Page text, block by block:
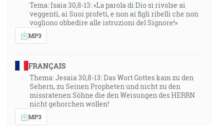
Tema: Isaia 30,8-13: «La parola di Dio si rivolse ai
veggenti, ai Suoi profeti, e non ai figli ribelli che non
vogliono obbedire alle istruzioni del Signore!»
MP3
FRANÇAIS
Thema: Jesaia 30,8-13: Das Wort Gottes kam zu den
Sehern, zu Seinen Propheten und nicht zu den
missratenen Söhne die den Weisungen des HERRN
nicht gehorchen wollen!
MP3